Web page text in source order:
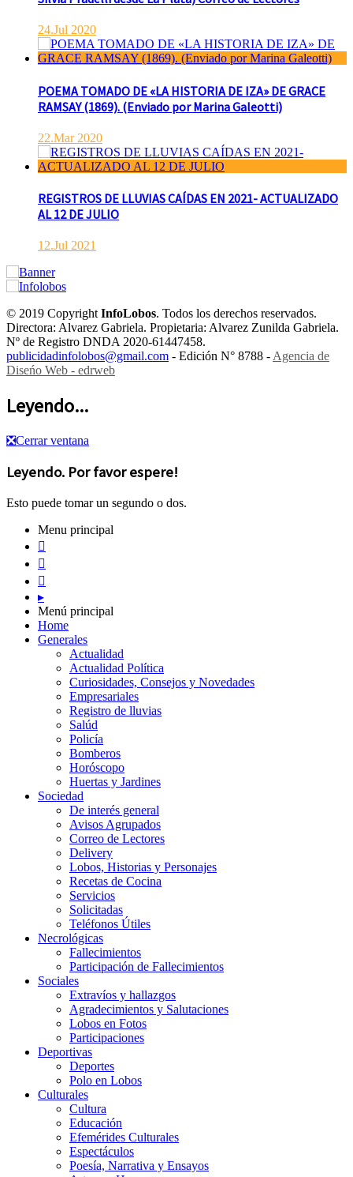
24.Jul 2020
POEMA TOMADO DE «LA HISTORIA DE IZA» DE GRACE
RAMSAY (1869). (Enviado por Marina Galeotti)
22.Mar 2020
REGISTROS DE LLUVIAS CAÍDAS EN 2021- ACTUALIZADO
AL 12 DE JULIO
12.Jul 2021
© 2019 CopyrightInfoLobos. Todos los derechos reservados.
Directora: Alvarez Gabriela. Propietaria: Alvarez Zunilda Gabriela.
Nº de Registro DNDA 2020-61447458.
publicidadinfolobos@gmail.com - Edición N° 8788 -Agencia de
Diseńo Web - edrweb
Leyendo...
❎Cerrar ventana
Leyendo. Por favor espere!
Esto puede tomar un segundo o dos.
Menu principal



▸
Menú principal
Home
Generales
Actualidad
Actualidad Política
Curiosidades, Consejos y Novedades
Empresariales
Registro de lluvias
Salúd
Policía
Bomberos
Horóscopo
Huertas y Jardines
Sociedad
De interés general
Avisos Agrupados
Correo de Lectores
Delivery
Lobos, Historias y Personajes
Recetas de Cocina
Servicios
Solicitadas
Teléfonos Útiles
Necrológicas
Fallecimientos
Participación de Fallecimientos
Sociales
Extravíos y hallazgos
Agradecimientos y Salutaciones
Lobos en Fotos
Participaciones
Deportivas
Deportes
Polo en Lobos
Culturales
Cultura
Educación
Efemérides Culturales
Espectáculos
Poesía, Narrativa y Ensayos